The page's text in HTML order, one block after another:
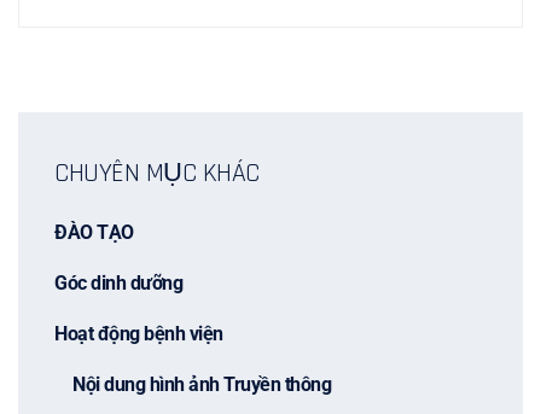
CHUYÊN MỤC KHÁC
ĐÀO TẠO
Góc dinh dưỡng
Hoạt động bệnh viện
Nội dung hình ảnh Truyền thông